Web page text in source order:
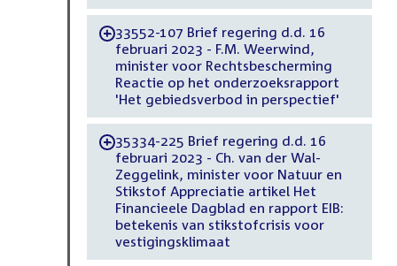
-33552-107 Brief regering d.d. 16
februari 2023 - F.M. Weerwind,
minister voor Rechtsbescherming
Reactie op het onderzoeksrapport
'Het gebiedsverbod in perspectief'
-35334-225 Brief regering d.d. 16
februari 2023 - Ch. van der Wal-
Zeggelink, minister voor Natuur en
Stikstof Appreciatie artikel Het
Financieele Dagblad en rapport EIB:
betekenis van stikstofcrisis voor
vestigingsklimaat